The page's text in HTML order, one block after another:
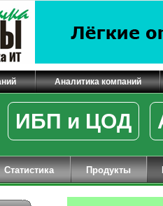
Аналитика компаний
ИБП и ЦОД
Статистика Продукты